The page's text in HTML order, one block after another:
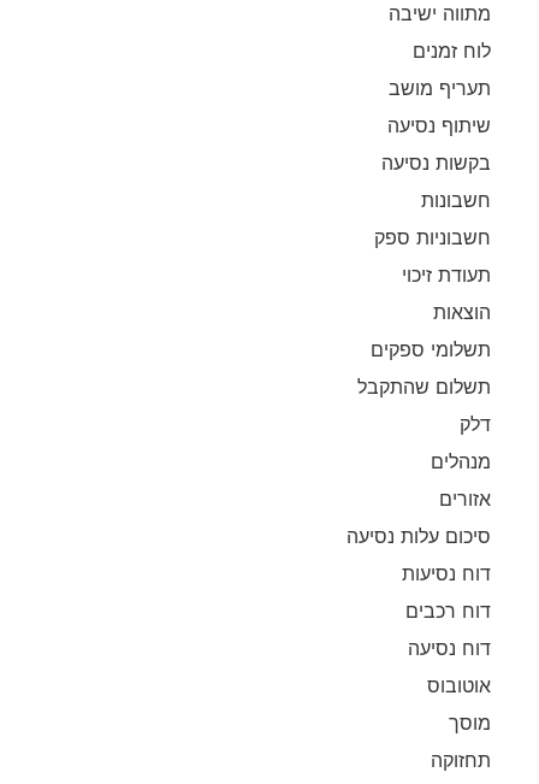
מתווה ישיבה
לוח זמנים
תעריף מושב
שיתוף נסיעה
בקשות נסיעה
חשבונות
חשבוניות ספק
תעודת זיכוי
הוצאות
תשלומי ספקים
תשלום שהתקבל
דלק
מנהלים
אזורים
סיכום עלות נסיעה
דוח נסיעות
דוח רכבים
דוח נסיעה
אוטובוס
מוסך
תחזוקה